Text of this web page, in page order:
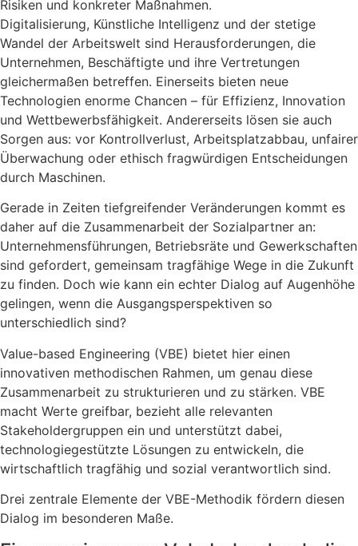
Risiken und konkreter Maßnahmen.
Digitalisierung, Künstliche Intelligenz und der stetige
Wandel der Arbeitswelt sind Herausforderungen, die
Unternehmen, Beschäftigte und ihre Vertretungen
gleichermaßen betreffen. Einerseits bieten neue
Technologien enorme Chancen – für Effizienz, Innovation
und Wettbewerbsfähigkeit. Andererseits lösen sie auch
Sorgen aus: vor Kontrollverlust, Arbeitsplatzabbau, unfairer
Überwachung oder ethisch fragwürdigen Entscheidungen
durch Maschinen.
Gerade in Zeiten tiefgreifender Veränderungen kommt es
daher auf die Zusammenarbeit der Sozialpartner an:
Unternehmensführungen, Betriebsräte und Gewerkschaften
sind gefordert, gemeinsam tragfähige Wege in die Zukunft
zu finden. Doch wie kann ein echter Dialog auf Augenhöhe
gelingen, wenn die Ausgangsperspektiven so
unterschiedlich sind?
Value-based Engineering (VBE) bietet hier einen
innovativen methodischen Rahmen, um genau diese
Zusammenarbeit zu strukturieren und zu stärken. VBE
macht Werte greifbar, bezieht alle relevanten
Stakeholdergruppen ein und unterstützt dabei,
technologiegestützte Lösungen zu entwickeln, die
wirtschaftlich tragfähig und sozial verantwortlich sind.
Drei zentrale Elemente der VBE-Methodik fördern diesen
Dialog im besonderen Maße.